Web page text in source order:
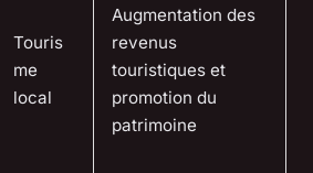
Touris
me
local
Augmentation des
revenus
touristiques et
promotion du
patrimoine